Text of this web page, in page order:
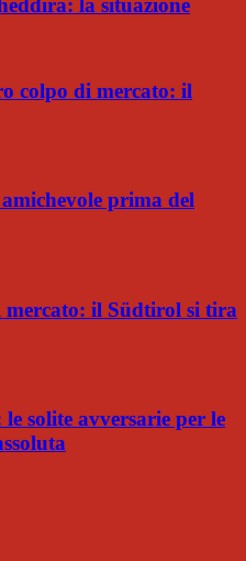
la situazione
colpo di mercato: il
prima del
mercato: il Südtirol si tira
solite avversarie per le